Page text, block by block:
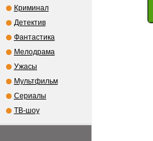
Криминал
Детектив
Фантастика
Мелодрама
Ужасы
Мультфильм
Сериалы
ТВ-шоу